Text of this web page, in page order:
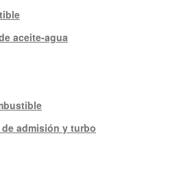
aceite-agua
admisión y turbo